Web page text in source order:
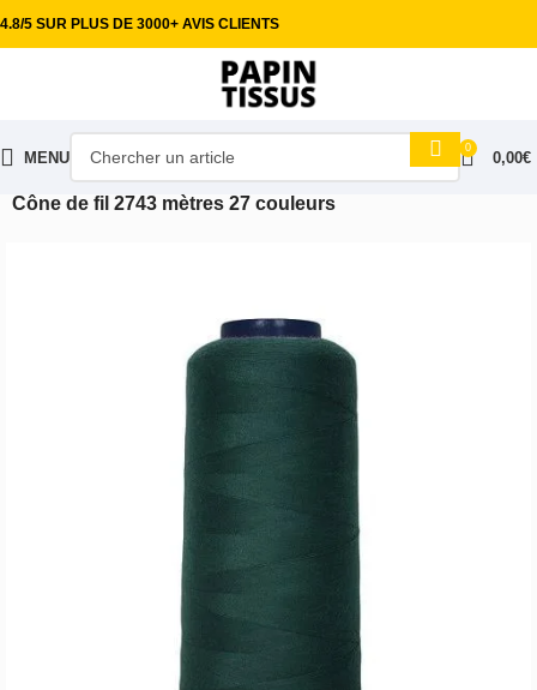
4.8/5 SUR PLUS DE 3000+ AVIS CLIENTS
MENU
0
0,00€
Cône de fil 2743 mètres 27 couleurs